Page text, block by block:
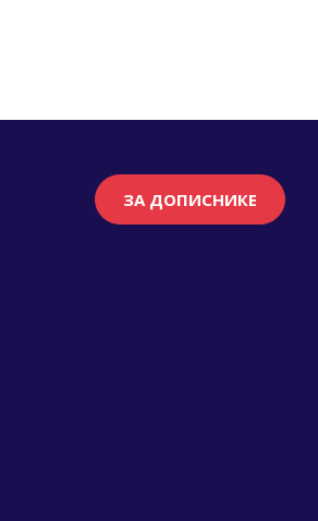
ЗА ДОПИСНИКЕ